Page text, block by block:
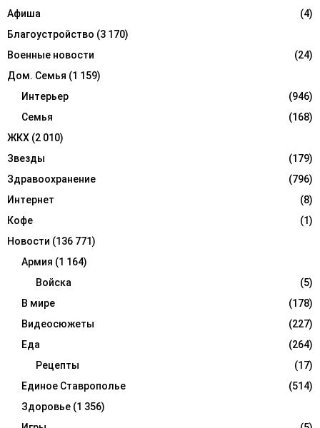
C
H
Афиша
(4)
Благоустройство (3 170)
Военные новости
(24)
Дом. Семья (1 159)
Интерьер
(946)
Семья
(168)
ЖКХ (2 010)
Звезды
(179)
Здравоохранение
(796)
Интернет
(8)
Кофе
(1)
Новости (136 771)
Армия (1 164)
Войска
(5)
В мире
(178)
Видеосюжеты
(227)
Еда
(264)
Рецепты
(17)
Единое Ставрополье
(514)
Здоровье (1 356)